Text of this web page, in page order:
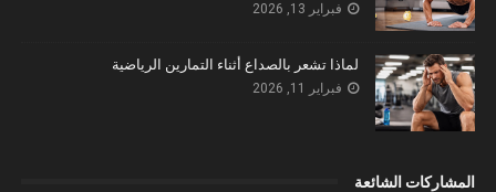
فبراير 13, 2026
لماذا تشعر بالصداع أثناء التمارين الرياضية
فبراير 11, 2026
المشاركات الشائعة